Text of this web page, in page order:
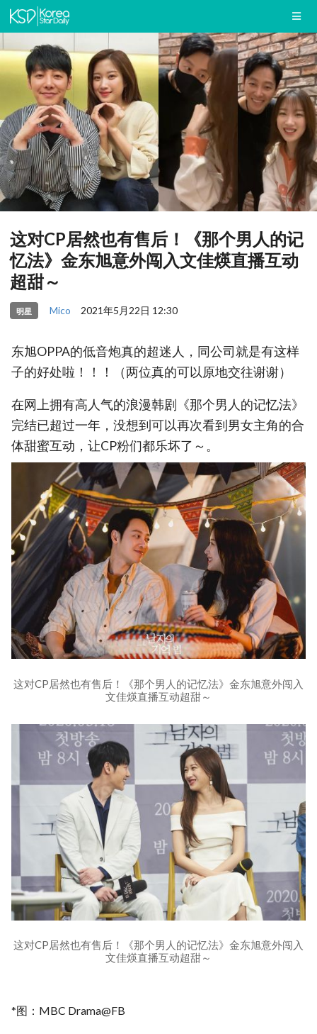
这对CP居然也有售后！《那个男人的记
忆法》金东旭意外闯入文佳煐直播互动
超甜～
明星 Mico 2021年5月22日 12:30
东旭OPPA的低音炮真的超迷人，同公司就是有这样
子的好处啦！！！（两位真的可以原地交往谢谢）
在网上拥有高人气的浪漫韩剧《那个男人的记忆法》
完结已超过一年，没想到可以再次看到男女主角的合
体甜蜜互动，让CP粉们都乐坏了～。
这对CP居然也有售后！《那个男人的记忆法》金东旭意外闯入
文佳煐直播互动超甜～
这对CP居然也有售后！《那个男人的记忆法》金东旭意外闯入
文佳煐直播互动超甜～
*图：MBC Drama@FB